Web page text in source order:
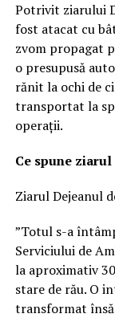
Potrivit ziarului
fost atacat cu
zvom propagat
o presupusă
rănit la ochi de
transportat la
operații.
Ce spune
Ziarul Dejeanul
”Totul s-a
Serviciului de
la aproximativ
stare de rău. O
transformat